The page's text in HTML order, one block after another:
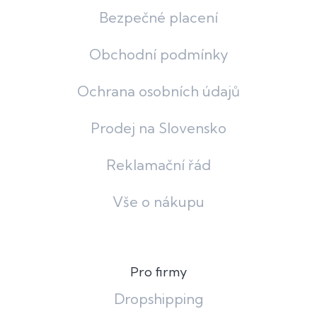
Bezpečné placení
Obchodní podmínky
Ochrana osobních údajů
Prodej na Slovensko
Reklamační řád
Vše o nákupu
Pro firmy
Dropshipping